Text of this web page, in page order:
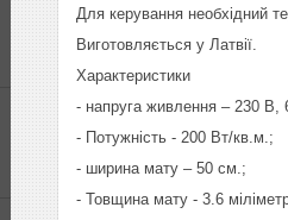
Для керування необхідний
Виготовляється у Латвії.
Характеристики
- напруга живлення – 230 В,
- Потужність - 200 Вт/кв.м.;
- ширина мату – 50 см.;
- Товщина мату - 3.6